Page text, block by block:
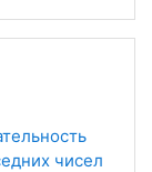
чисел